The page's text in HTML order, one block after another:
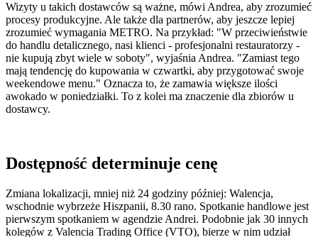
Wizyty u takich dostawców są ważne, mówi Andrea, aby zrozumieć
procesy produkcyjne. Ale także dla partnerów, aby jeszcze lepiej
zrozumieć wymagania METRO. Na przykład: "W przeciwieństwie
do handlu detalicznego, nasi klienci - profesjonalni restauratorzy -
nie kupują zbyt wiele w soboty", wyjaśnia Andrea. "Zamiast tego
mają tendencję do kupowania w czwartki, aby przygotować swoje
weekendowe menu." Oznacza to, że zamawia większe ilości
awokado w poniedziałki. To z kolei ma znaczenie dla zbiorów u
dostawcy.
Dostępność determinuje cenę
Zmiana lokalizacji, mniej niż 24 godziny później: Walencja,
wschodnie wybrzeże Hiszpanii, 8.30 rano. Spotkanie handlowe jest
pierwszym spotkaniem w agendzie Andrei. Podobnie jak 30 innych
kolegów z Valencia Trading Office (VTO), bierze w nim udział